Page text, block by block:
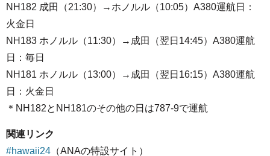
NH182 成田（21:30）→ホノルル（10:05）A380運航日：
火金日
NH183 ホノルル（11:30）→成田（翌日14:45）A380運航
日：毎日
NH181 ホノルル（13:00）→成田（翌日16:15）A380運航
日：火金日
＊NH182とNH181のその他の日は787-9で運航
関連リンク
#hawaii24 （ANAの特設サイト）